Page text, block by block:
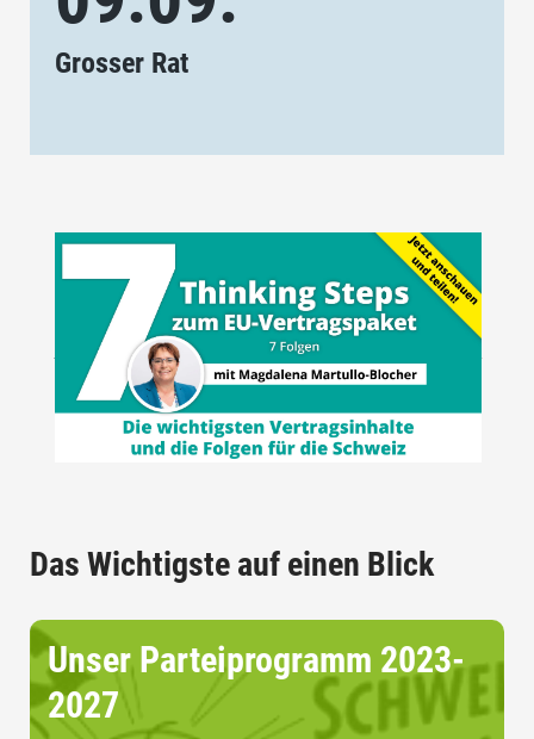
Grosser Rat
Das Wichtigste auf einen Blick
Unser Parteiprogramm 2023-
2027